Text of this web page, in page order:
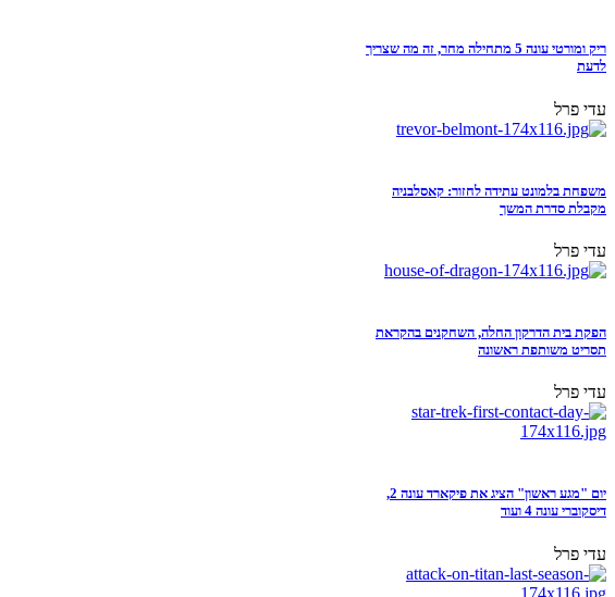
ריק ומורטי עונה 5 מתחילה מחר, זה מה שצריך
לדעת
עדי פרל
משפחת בלמונט עתידה לחזור: קאסלבניה
מקבלת סדרת המשך
עדי פרל
הפקת בית הדרקון החלה, השחקנים בהקראת
תסריט משותפת ראשונה
עדי פרל
יום "מגע ראשון" הציג את פיקארד עונה 2,
דיסקוברי עונה 4 ועוד
עדי פרל